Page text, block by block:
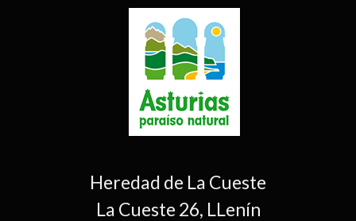
Heredad de La Cueste
La Cueste 26, LLenín